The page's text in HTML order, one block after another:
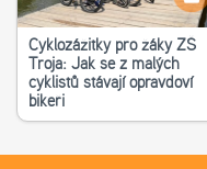
Cyklozážitky pro žáky ZŠ
Troja: Jak se z malých
cyklistů stávají opravdoví
bikeři